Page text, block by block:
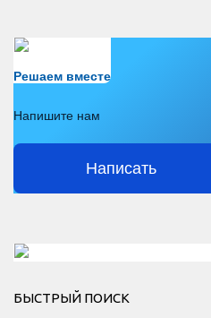
Решаем вместе
Напишите нам
Написать
БЫСТРЫЙ ПОИСК